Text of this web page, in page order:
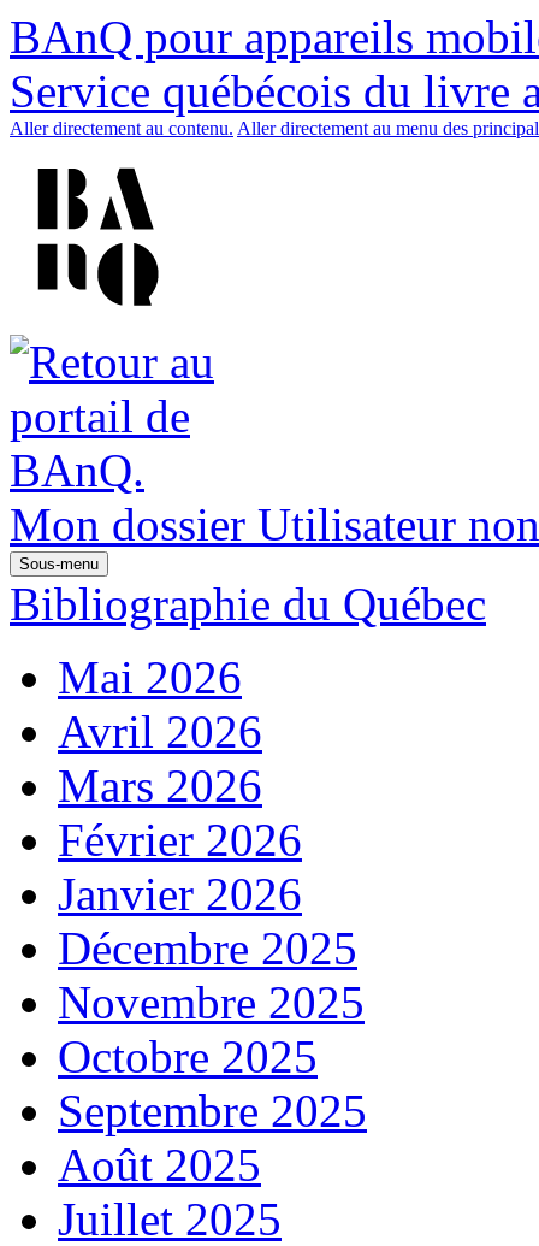
BAnQ pour appareils
Service québécois du livre
Aller directement au contenu. Aller directement au menu des
Mon dossier Utilisateur
Sous-menu
Bibliographie du Québec
Mai 2026
Avril 2026
Mars 2026
Février 2026
Janvier 2026
Décembre 2025
Novembre 2025
Octobre 2025
Septembre 2025
Août 2025
Juillet 2025